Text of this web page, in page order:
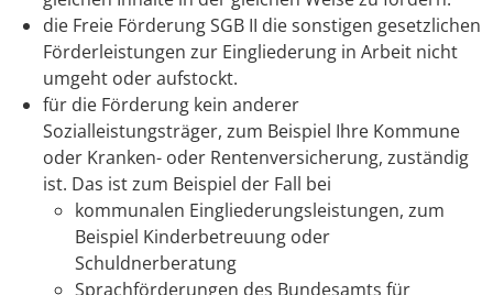
die Freie Förderung SGB II die sonstigen gesetzlichen
Förderleistungen zur Eingliederung in Arbeit nicht
umgeht oder aufstockt.
für die Förderung kein anderer
Sozialleistungsträger, zum Beispiel Ihre Kommune
oder Kranken- oder Rentenversicherung, zuständig
ist. Das ist zum Beispiel der Fall bei
kommunalen Eingliederungsleistungen, zum
Beispiel Kinderbetreuung oder
Schuldnerberatung
Sprachförderungen des Bundesamts für